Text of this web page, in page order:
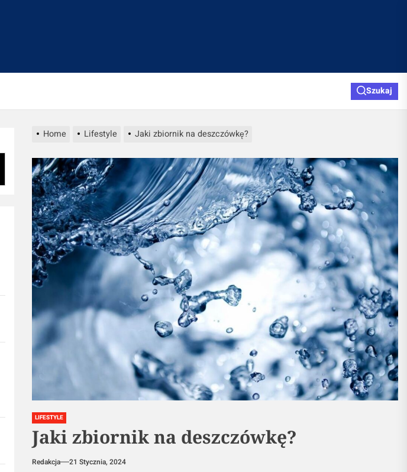
Szukaj
Home Lifestyle Jaki zbiornik na deszczówkę?
LIFESTYLE
Jaki zbiornik na deszczówkę?
Redakcja 21 Stycznia, 2024